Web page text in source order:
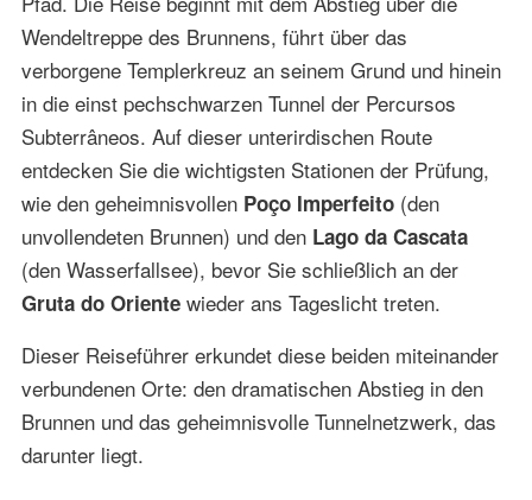
Wendeltreppe des Brunnens, führt über das
verborgene Templerkreuz an seinem Grund und hinein
in die einst pechschwarzen Tunnel der Percursos
Subterrâneos. Auf dieser unterirdischen Route
entdecken Sie die wichtigsten Stationen der Prüfung,
wie den geheimnisvollen Poço Imperfeito(den
unvollendeten Brunnen) und den Lago da Cascata
(den Wasserfallsee), bevor Sie schließlich an der
Gruta do Orientewieder ans Tageslicht treten.
Dieser Reiseführer erkundet diese beiden miteinander
verbundenen Orte: den dramatischen Abstieg in den
Brunnen und das geheimnisvolle Tunnelnetzwerk, das
darunter liegt.